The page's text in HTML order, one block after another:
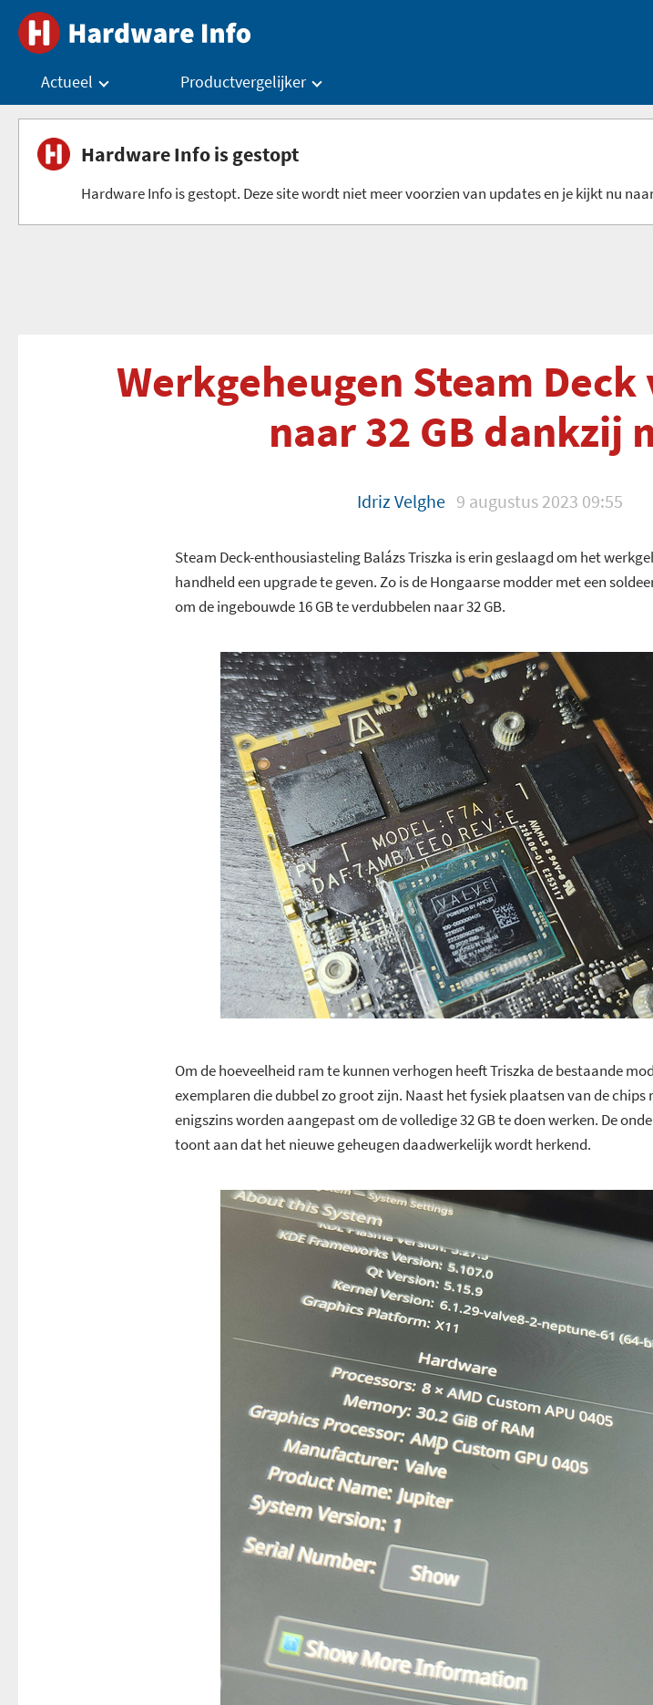
Actueel Productvergelijker
Hardware Info is gestopt
Hardware Info is gestopt. Deze site wordt niet meer voorzien van updates en je kijkt nu
Werkgeheugen Steam
naar 32 GB dankzij
Idriz Velghe 9 augustus 2023 09:55
Steam Deck-enthousiasteling Balázs Triszka is erin geslaagd om het
handheld een upgrade te geven. Zo is de Hongaarse modder met een
om de ingebouwde 16 GB te verdubbelen naar 32 GB.
Om de hoeveelheid ram te kunnen verhogen heeft Triszka de bestaande
exemplaren die dubbel zo groot zijn. Naast het fysiek plaatsen van de chips
enigszins worden aangepast om de volledige 32 GB te doen werken. De
toont aan dat het nieuwe geheugen daadwerkelijk wordt herkend.